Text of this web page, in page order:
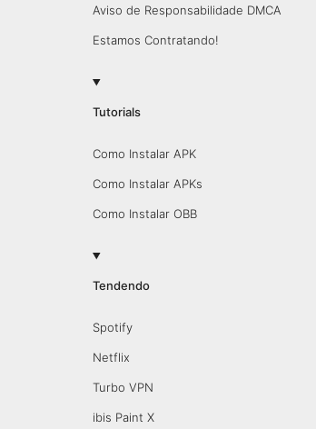
Aviso de Responsabilidade DMCA
Estamos Contratando!
Tutorials
Como Instalar APK
Como Instalar APKs
Como Instalar OBB
Tendendo
Spotify
Netflix
Turbo VPN
ibis Paint X